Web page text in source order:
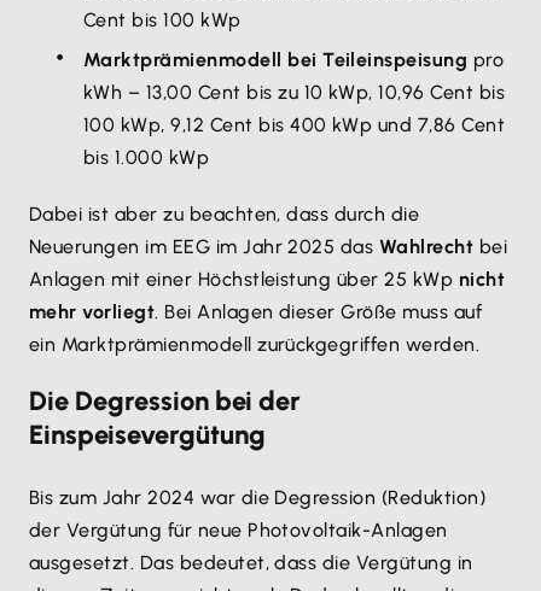
Cent bis 100 kWp
Marktprämienmodell bei Teileinspeisung pro
kWh – 13,00 Cent bis zu 10 kWp, 10,96 Cent bis
100 kWp, 9,12 Cent bis 400 kWp und 7,86 Cent
bis 1.000 kWp
Dabei ist aber zu beachten, dass durch die
Neuerungen im EEG im Jahr 2025 das Wahlrecht bei
Anlagen mit einer Höchstleistung über 25 kWp nicht
mehr vorliegt. Bei Anlagen dieser Größe muss auf
ein Marktprämienmodell zurückgegriffen werden.
Die Degression bei der
Einspeisevergütung
Bis zum Jahr 2024 war die Degression (Reduktion)
der Vergütung für neue Photovoltaik-Anlagen
ausgesetzt. Das bedeutet, dass die Vergütung in